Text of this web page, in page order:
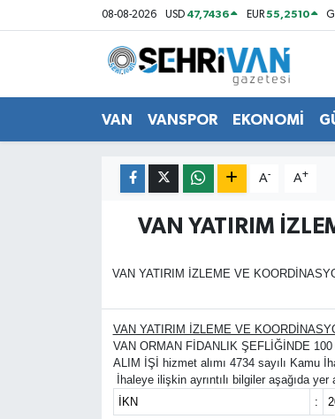
08-08-2026 USD 47,7436 EUR55,2510
VAN VANSPOR EKONOMİ
A- A+
VAN YATIRIM
VAN YATIRIM İZLEME VE
VAN YATIRIM İZLEME VE
VAN ORMAN FİDANLIK ŞEFLİĞİNDE
ALIM İŞİ hizmet alımı 4734 sayılı Kamu
İhaleye ilişkin ayrıntılı bilgiler aşağıda yer
İKN
:
Van Nöbetçi Eczaneler
Van Hava Durumu
Son Dakika Haberleri
Haber Arşivi